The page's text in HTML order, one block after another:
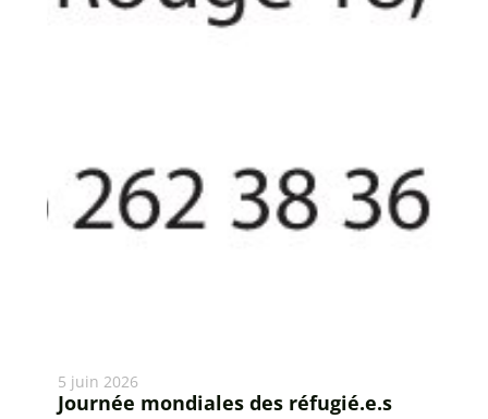
5 juin 2026
Journée mondiales des réfugié.e.s